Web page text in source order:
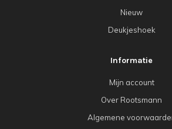
Nieuw
Deukjeshoek
Informatie
Mijn account
Over Rootsmann
Algemene